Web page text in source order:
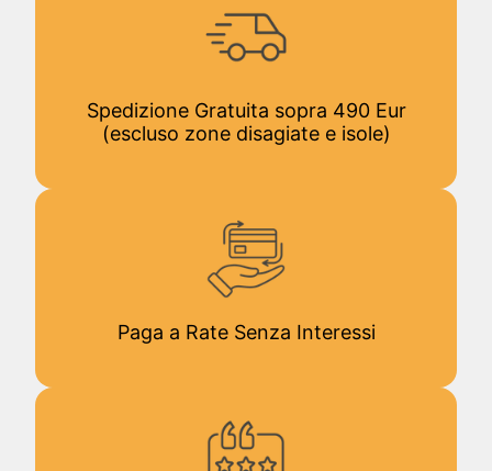
Spedizione Gratuita sopra 490 Eur
(escluso zone disagiate e isole)
Paga a Rate Senza Interessi